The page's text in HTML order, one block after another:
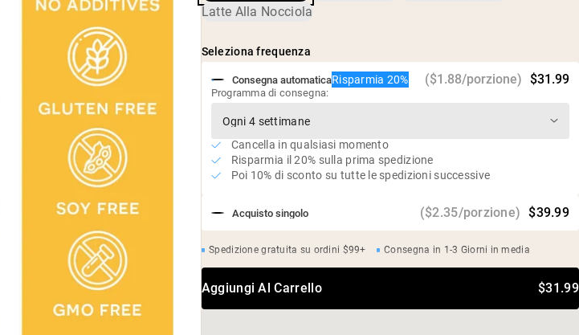
20 g di proteine e 5,6 g di BCAA per porzione
Senza dolcificanti, aromi o coloranti artificiali
(Reb-M)
Latte Alla Nocciola
Seleziona frequenza
Acquisto singolo ($2.35/porzione) $39.99
Consegna automaticaRisparmia 20% ($1.88/porzione) $31.99
Programma di consegna:
Cancella in qualsiasi momento
Risparmia il 20% sulla prima spedizione
Poi 10% di sconto su tutte le spedizioni successive
Spedizione gratuita su ordini $99+ Consegna in 1-3 Giorni in media
Aggiungi Al Carrello $31.99